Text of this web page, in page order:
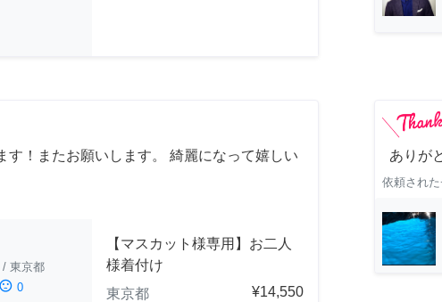
す！またお願いします。 綺麗になって嬉しい
/ 東京都
sentiment_dissatisfied 0
【マスカット様専用】お二人
様着付け
東京都
¥14,550
ありが
依頼された